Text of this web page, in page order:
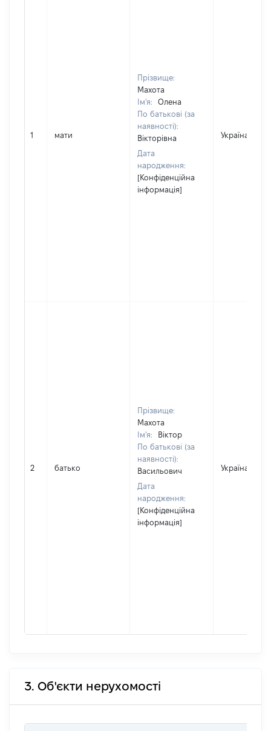
1 мати
Прізвище:
Махота
Ім'я:
Олена
По батькові (за
наявності):
Вікторівна
Дата
народження:
[Конфіденційна
інформація]
Україна
2 батько
Прізвище:
Махота
Ім'я:
Віктор
По батькові (за
наявності):
Васильович
Дата
народження:
[Конфіденційна
інформація]
Україна
3. Об'єкти нерухомості